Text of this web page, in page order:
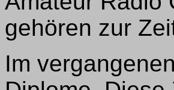
gehören zur
Im